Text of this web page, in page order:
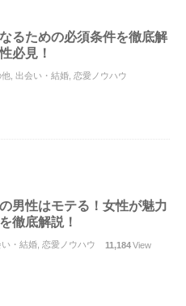
るための必須条件を徹底解
必見！
他 出会い・結婚 恋愛ノウハウ
男性はモテる！女性が魅力
徹底解説！
い・結婚 恋愛ノウハウ 11,184View